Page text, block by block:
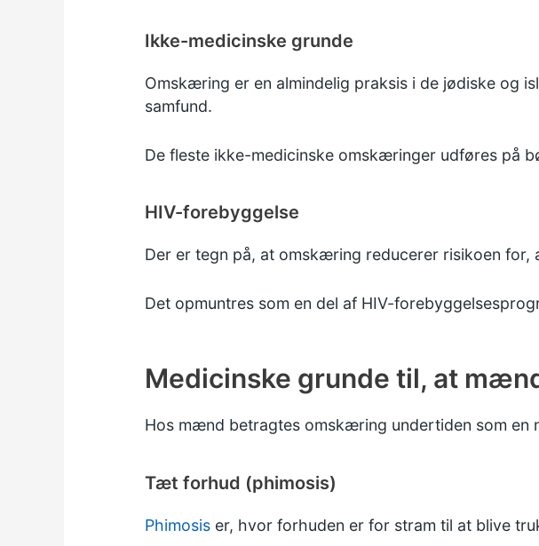
Ikke-medicinske grunde
Omskæring er en almindelig praksis i de jødiske og
samfund.
De fleste ikke-medicinske omskæringer udføres på
HIV-forebyggelse
Der er tegn på, at omskæring reducerer risikoen for,
Det opmuntres som en del af HIV-
Medicinske grunde til, at
Hos mænd betragtes omskæring undertiden som en
Tæt forhud (phimosis)
Phimosiser, hvor forhuden er for stram til at blive